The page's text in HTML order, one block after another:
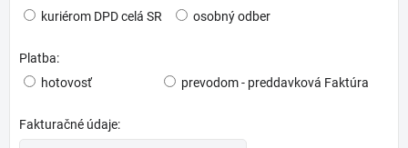
kuriérom DPD celá SR
osobný odber
Platba:
hotovosť
prevodom - preddavková Faktúra
Fakturačné údaje: